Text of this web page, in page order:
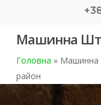
mainМашинна
Головна »Машинна
район